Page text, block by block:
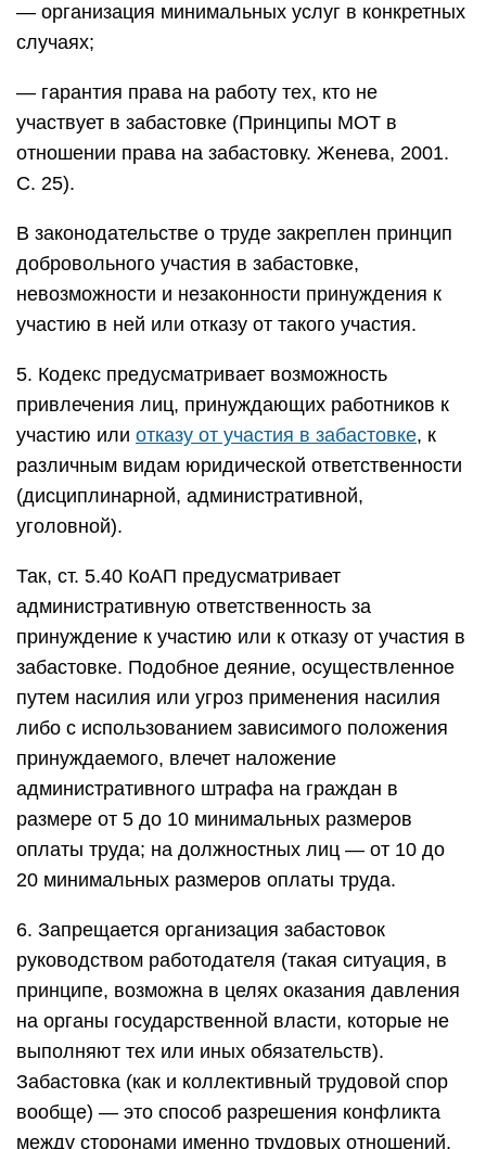
— организация минимальных услуг в конкретных
случаях;
— гарантия права на работу тех, кто не
участвует в забастовке (Принципы МОТ в
отношении права на забастовку. Женева, 2001.
С. 25).
В законодательстве о труде закреплен принцип
добровольного участия в забастовке,
невозможности и незаконности принуждения к
участию в ней или отказу от такого участия.
5. Кодекс предусматривает возможность
привлечения лиц, принуждающих работников к
участию или отказу от участия в забастовке, к
различным видам юридической ответственности
(дисциплинарной, административной,
уголовной).
Так, ст. 5.40 КоАП предусматривает
административную ответственность за
принуждение к участию или к отказу от участия в
забастовке. Подобное деяние, осуществленное
путем насилия или угроз применения насилия
либо с использованием зависимого положения
принуждаемого, влечет наложение
административного штрафа на граждан в
размере от 5 до 10 минимальных размеров
оплаты труда; на должностных лиц — от 10 до
20 минимальных размеров оплаты труда.
6. Запрещается организация забастовок
руководством работодателя (такая ситуация, в
принципе, возможна в целях оказания давления
на органы государственной власти, которые не
выполняют тех или иных обязательств).
Забастовка (как и коллективный трудовой спор
вообще) — это способ разрешения конфликта
между сторонами именно трудовых отношений,